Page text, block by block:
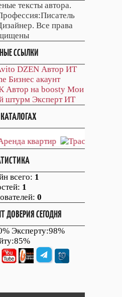
тексты автора.
Все права
ССЫЛКИ
DZEN Автор ИТ
Бизнес акаунт
Автор на boosty Мои
штурм Эксперт ИТ
всего: 1
1
0
ДОВЕРИЯ СЕГОДНЯ
Эксперту:98%